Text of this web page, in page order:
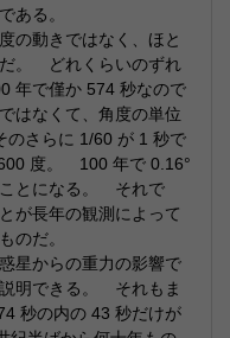
ある。
の動きではなく、ほと
だ。 どれくらいのずれ
年で僅か 574 秒なので
はなくて、角度の単位
さらに 1/60 が 1 秒で
度。 100 年で 0.16°
ことになる。 それで
が長年の観測によって
のだ。
星からの重力の影響で
明できる。 それもま
秒の内の 43 秒だけが